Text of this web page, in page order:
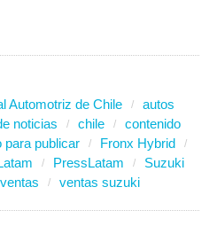
Automotriz de Chile
autos
noticias chile
contenido
para publicar
Fronx Hybrid
PressLatam
Suzuki
ventas suzuki